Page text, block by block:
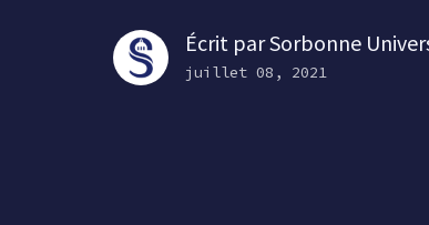
Écrit parSorbonne
juillet 08, 2021